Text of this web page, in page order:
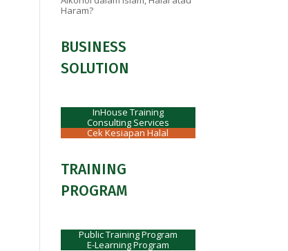
Haram?
BUSINESS
SOLUTION
InHouse Training
Consulting Services
Cek Kesiapan Halal
TRAINING
PROGRAM
Public Training Program
E-Learning Program